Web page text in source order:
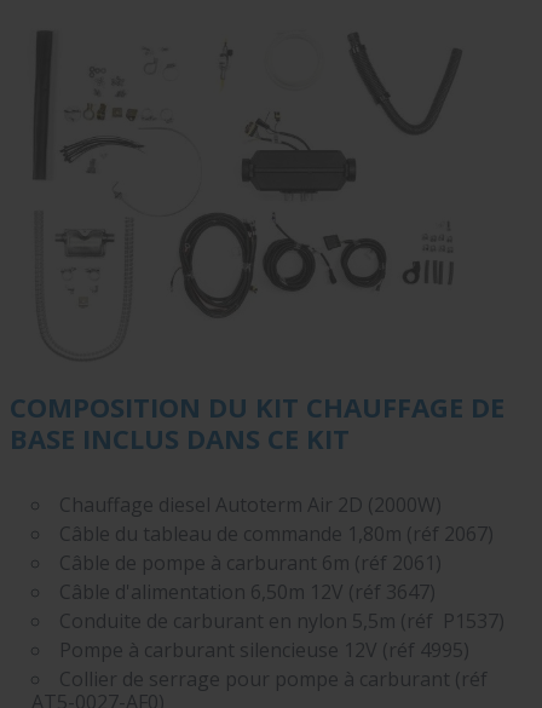
COMPOSITION DU KIT CHAUFFAGE DE
BASE INCLUS DANS CE KIT
Chauffage diesel Autoterm Air 2D (2000W)
Câble du tableau de commande 1,80m (réf 2067)
Câble de pompe à carburant 6m (réf 2061)
Câble d'alimentation 6,50m 12V (réf 3647)
Conduite de carburant en nylon 5,5m (réf P1537)
Pompe à carburant silencieuse 12V (réf 4995)
Collier de serrage pour pompe à carburant (réf
AT5-0027-AF0)